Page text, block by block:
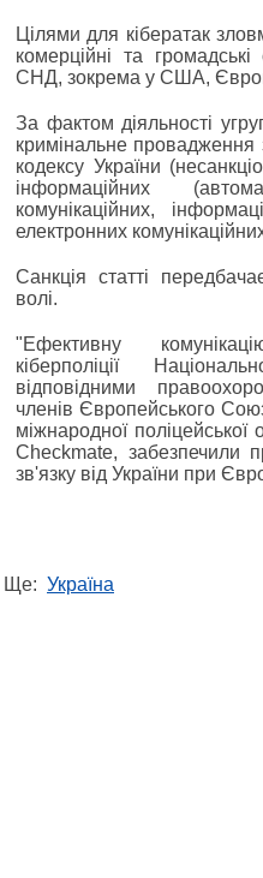
Цілями для кібератак
комерційні та
СНД, зокрема у США,
За фактом діяльності
кримінальне провадження
кодексу України
інформаційних
комунікаційних,
електронних
Санкція статті
волі.
"Ефективну
кіберполіції
відповідними
членів Європейського
міжнародної
Checkmate, забезпечили
зв'язку від України при
Ще: Україна